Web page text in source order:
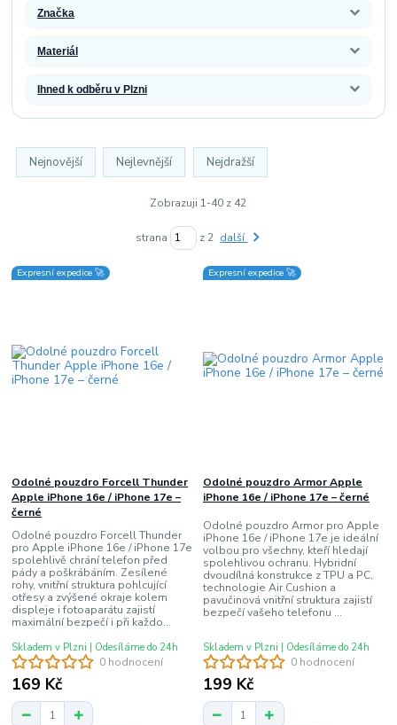
Značka
Materiál
Ihned k odběru v Plzni
Nejnovější Nejlevnější Nejdražší
Zobrazuji 1-40 z 42
strana z 2 další
Expresní expedice 🚀
0 hodnocení
Odolné pouzdro Forcell Thunder
Apple iPhone 16e / iPhone 17e –
černé
Odolné pouzdro Forcell Thunder
pro Apple iPhone 16e / iPhone 17e
spolehlivě chrání telefon před
pády a poškrábáním. Zesílené
rohy, vnitřní struktura pohlcující
otřesy a zvýšené okraje kolem
displeje i fotoaparátu zajistí
maximální bezpečí i při každo...
169 Kč
Skladem v Plzni | Odesíláme do 24h
Expresní expedice 🚀
0 hodnocení
Odolné pouzdro Armor Apple
iPhone 16e / iPhone 17e – černé
Odolné pouzdro Armor pro Apple
iPhone 16e / iPhone 17e je ideální
volbou pro všechny, kteří hledají
spolehlivou ochranu. Hybridní
dvoudílná konstrukce z TPU a PC,
technologie Air Cushion a
pavučinová vnitřní struktura zajistí
bezpečí vašeho telefonu ...
199 Kč
Skladem v Plzni | Odesíláme do 24h